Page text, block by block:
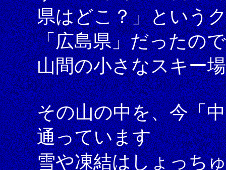
県はどこ？」という
「広島県」だったの
山間の小さなスキー
その山の中を、今「
通っています
雪や凍結はしょっち